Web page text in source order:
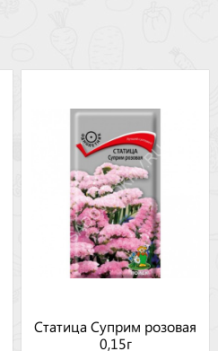
Статица Суприм розовая
0,15г